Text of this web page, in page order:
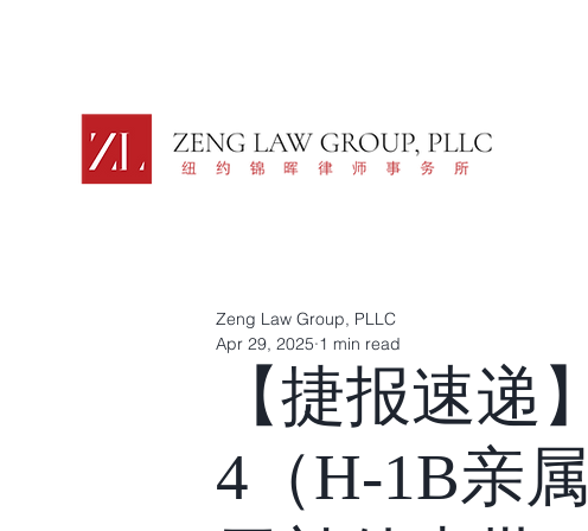
【捷报速递
4（H-1B亲
Zeng Law Group, PLLC
Apr 29, 2025 1 min read